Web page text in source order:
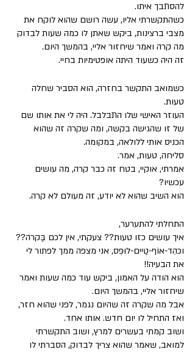
להסתבך איתו.
כשהתקשרתי אליו, עשה רושם שהוא לוקח את
מצבי ברצינות, ביקש שאתן לו כמה שעות לבדוק
מה קרה ואמר שיחזור אליי, בהמשך היום.
זה היה כשעוד היתה אופטימיות בחיי.
כשמואב התקשר בחזרה, הוא הסביר שחלה
טעות.
העוזר האישי שלו התבלבל. היה לי את אותו שם
של זו שהגישה בקשה, ומה שקרה זה שהוא
הכניס אותי ללולאה, במקומה.
סליחה, טעות, אמר.
אמרתי, אוקיי, בטח זה כבר קרה, מה עושים
עכשיו?
הוא השיב שהוא לא יודע, זה מעולם לא קרה.
התחלתי להתערער,
איך עושים כזו טעות?? צעקתי, אין לכם בַּקרה??
וכּהֵד-אוֹף-טַיים-לוּפְּס, אני מצפה ממך לפתור לי
את הבעיה!!
הוא הודה על האמון, ביקש עוד כמה שעות ואמר
שיחזור אליי, בהמשך היום.
אבל מה שקרה זה שהיום נגמר, לפני שהוא חזר,
ואז התחיל לו יום חדש. אותו אחד.
ושוב קמתי בעשרים למרץ, ושוב התקשרתי
למואב, שאמר שהוא צריך לבדוק, הסברתי לו